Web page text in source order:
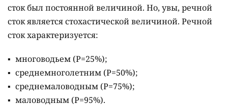
сток был постоянной величиной. Но, увы, речной
сток является стохастической величиной. Речной
сток характеризуется:
многоводьем (Р=25%);
среднемноголетним (Р=50%);
среднемаловодным (Р=75%);
маловодным (Р=95%).